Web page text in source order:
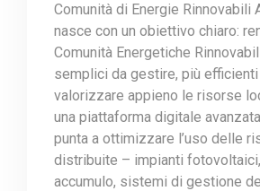
Comunità di Energie Rinnovabili
nasce con un obiettivo chiaro:
Comunità Energetiche
semplici da gestire, più
valorizzare appieno le risorse
una piattaforma digitale
punta a ottimizzare l’uso delle
distribuite – impianti
accumulo, sistemi di gestione